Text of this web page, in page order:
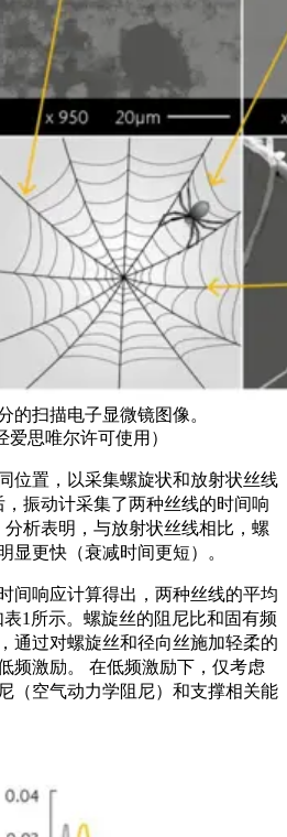
的扫描电子显微镜图像。
爱思唯尔许可使用）
位置，以采集螺旋状和放射状丝线
振动计采集了两种丝线的时间响
析表明，与放射状丝线相比，螺
显更快（衰减时间更短）。
间响应计算得出，两种丝线的平均
1所示。螺旋丝的阻尼比和固有频
通过对螺旋丝和径向丝施加轻柔的
频激励。 在低频激励下，仅考虑
（空气动力学阻尼）和支撑相关能